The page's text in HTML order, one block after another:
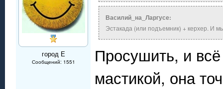
город Е
Сообщений: 1551
Василий_на_Ларгусе:
Эстакада (или подъемник) + керхер. И
Просушить, и
мастикой, она